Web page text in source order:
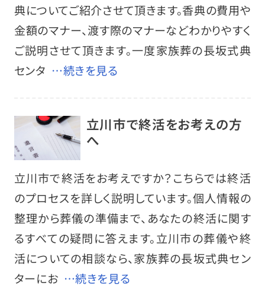
典についてご紹介させて頂きます。香典の費用や
金額のマナー、渡す際のマナーなどわかりやすく
ご説明させて頂きます。一度家族葬の長坂式典
センタ …続きを見る
立川市で終活をお考えの方
へ
立川市で終活をお考えですか？こちらでは終活
のプロセスを詳しく説明しています。個人情報の
整理から葬儀の準備まで、あなたの終活に関す
るすべての疑問に答えます。立川市の葬儀や終
活についての相談なら、家族葬の長坂式典セン
ターにお …続きを見る